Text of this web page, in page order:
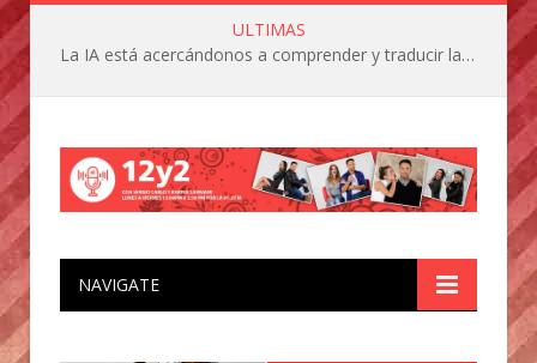
ULTIMAS
La IA está acercándonos a comprender y traducir las vocalizaciones y comportamientos de nuestras mascotas
NAVIGATE